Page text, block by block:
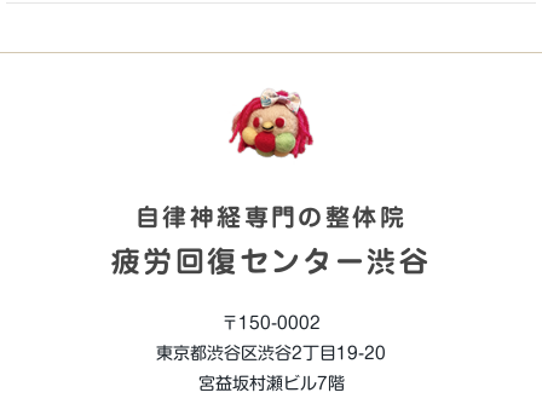
自律神経専門の整体院
疲労回復センター渋谷
〒150-0002
東京都渋谷区渋谷2丁目19-20
宮益坂村瀬ビル7階